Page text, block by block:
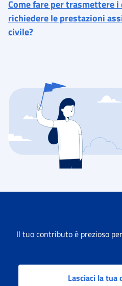
Come fare per trasmettere
richiedere le prestazioni
civile?
Il tuo contributo è prezioso
Lasciaci la tua